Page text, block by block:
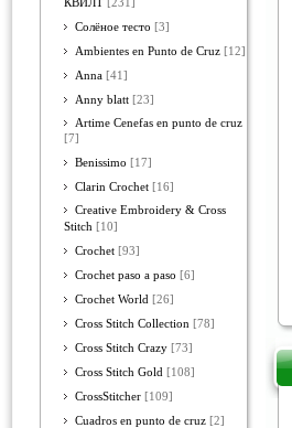
КВИЛТ [231]
Солёное тесто [3]
Ambientes en Punto de Cruz [12]
Anna [41]
Anny blatt [23]
Artime Cenefas en punto de cruz
[7]
Benissimo [17]
Clarin Crochet [16]
Creative Embroidery & Cross
Stitch [10]
Crochet [93]
Crochet paso a paso [6]
Crochet World [26]
Cross Stitch Collection [78]
Cross Stitch Crazy [73]
Cross Stitch Gold [108]
CrossStitcher [109]
Cuadros en punto de cruz [2]